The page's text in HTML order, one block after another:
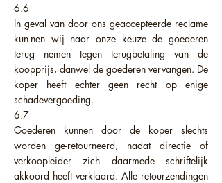
6.6
In geval van door ons geaccepteerde reclame
kun-nen wij naar onze keuze de goederen
terug nemen tegen terugbetaling van de
koopprijs, danwel de goederen vervangen. De
koper heeft echter geen recht op enige
schadevergoeding.
6.7
Goederen kunnen door de koper slechts
worden ge-retourneerd, nadat directie of
verkoopleider zich daarmede schriftelijk
akkoord heeft verklaard. Alle retourzendingen